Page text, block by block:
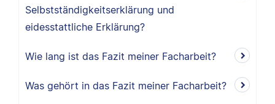
Selbstständigkeitserklärung und
eidesstattliche Erklärung?
Wie lang ist das Fazit meiner Facharbeit?
Was gehört in das Fazit meiner Facharbeit?